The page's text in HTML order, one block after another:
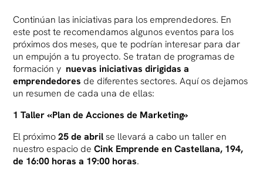
Continúan las iniciativas para los emprendedores. En
este post te recomendamos algunos eventos para los
próximos dos meses, que te podrían interesar para dar
un empujón a tu proyecto. Se tratan de programas de
formación y nuevas iniciativas dirigidas a
emprendedores de diferentes sectores. Aquí os dejamos
un resumen de cada una de ellas:
1 Taller «Plan de Acciones de Marketing»
El próximo25 de abrilse llevará a cabo un taller en
nuestro espacio deCink Emprende en Castellana, 194,
de 16:00 horas a 19:00 horas.